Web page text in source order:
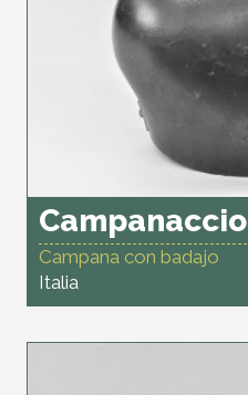
Campanaccio
Campana con badajo
Italia